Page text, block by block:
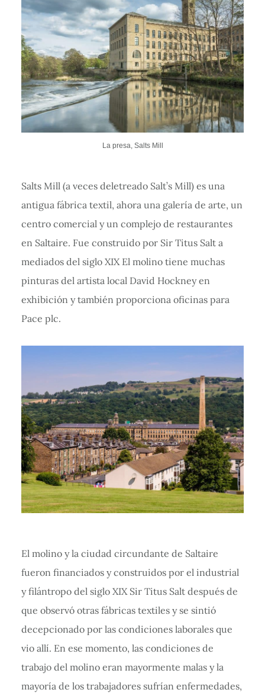
La presa, Salts Mill
Salts Mill (a veces deletreado Salt’s Mill) es una
antigua fábrica textil, ahora una galería de arte, un
centro comercial y un complejo de restaurantes
en Saltaire. Fue construido por Sir Titus Salt a
mediados del siglo XIX El molino tiene muchas
pinturas del artista local David Hockney en
exhibición y también proporciona oficinas para
Pace plc.
El molino y la ciudad circundante de Saltaire
fueron financiados y construidos por el industrial
y filántropo del siglo XIX Sir Titus Salt después de
que observó otras fábricas textiles y se sintió
decepcionado por las condiciones laborales que
vio allí. En ese momento, las condiciones de
trabajo del molino eran mayormente malas y la
mayoría de los trabajadores sufrían enfermedades,